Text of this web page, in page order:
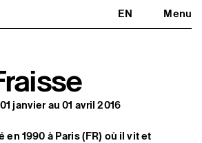
EN Menu
d'artistes
Fermer
01 janvier au 01 avril 2016
en 1990 à Paris (FR) où il vit et